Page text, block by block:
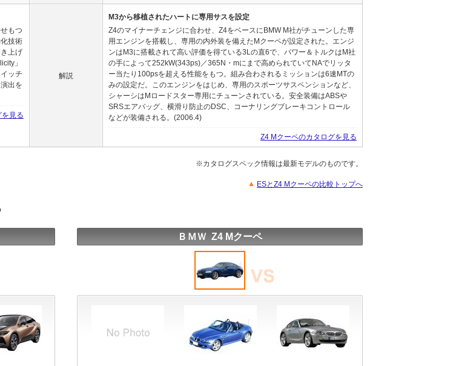
もつ
技術
上げ
」
ッチ
出を
を見る
解説
M3から移植されたハートに専用サスを設定
Z4のマイナーチェンジに合わせ、Z4をベースにBMW M社がチューンした専
用エンジンを搭載し、専用の内外装を備えたMクーペが設定された。エンジ
ンはM3に搭載されて高い評価を得ている3Lの直6で、パワー＆トルクはM社
の手によって252kW(343ps)／365N・mにまで高められていてNAでリッタ
ー当たり100psを超える性能をもつ。組み合わされるミッションは6速MTの
みの設定だ。このエンジンをはじめ、専用のスポーツサスペンションなど、
シャーシはMロードスター専用にチューンされている。安全装備はABSや
SRSエアバッグ、横滑り防止のDSC、コーナリングブレーキコントロール
などが装備される。(2006.4)
Z4 Mクーペのカタログを見る
※カタログスペック情報は最新モデルのものです。
ESとZ4 Mクーペの比較トップへ
ＢＭＷ Z4 Mクーペ